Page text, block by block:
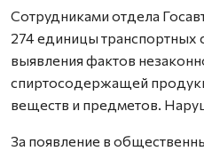
Сотрудниками отдела
274 единицы транспортных
выявления фактов
спиртосодержащей
веществ и предметов.
За появление в